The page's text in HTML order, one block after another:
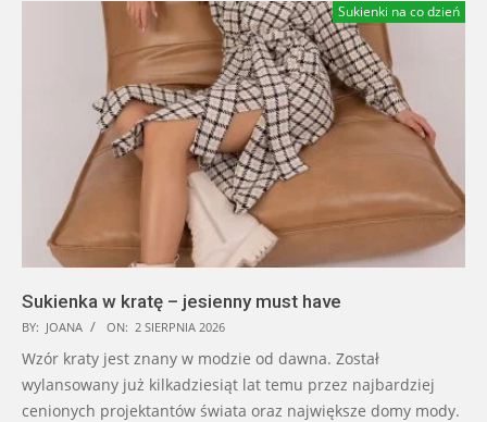
Sukienki na co dzień
Sukienka w kratę – jesienny must have
BY: JOANA ON: 2 SIERPNIA 2026
Wzór kraty jest znany w modzie od dawna. Został
wylansowany już kilkadziesiąt lat temu przez najbardziej
cenionych projektantów świata oraz największe domy mody.